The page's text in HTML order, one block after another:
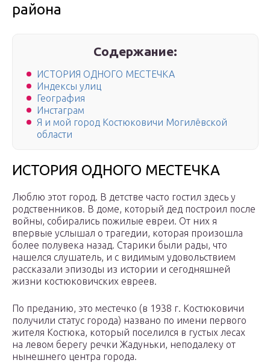
района
Содержание:
ИСТОРИЯ ОДНОГО МЕСТЕЧКА
Индексы улиц
География
Инстаграм
Я и мой город Костюковичи Могилёвской
области
ИСТОРИЯ ОДНОГО МЕСТЕЧКА
Люблю этот город. В детстве часто гостил здесь у
родственников. В доме, который дед построил после
войны, собирались пожилые евреи. От них я
впервые услышал о трагедии, которая произошла
более полувека назад. Старики были рады, что
нашелся слушатель, и с видимым удовольствием
рассказали эпизоды из истории и сегодняшней
жизни костюковичских евреев.
По преданию, это местечко (в 1938 г. Костюковичи
получили статус города) названо по имени первого
жителя Костюка, который поселился в густых лесах
на левом берегу речки Жадуньки, неподалеку от
нынешнего центра города.